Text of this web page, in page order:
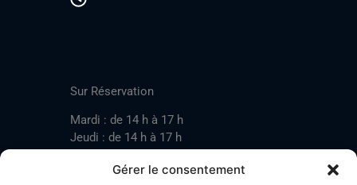
Gérer le consentement
Sur Réservation
Mardi : de 14 h à 17 h
Jeudi : de 14 h à 17 h